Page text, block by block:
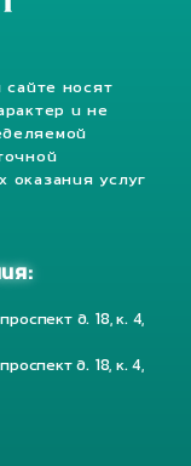
сайте носят
и не
оказания услуг
д. 18, к. 4,
д. 18, к. 4,